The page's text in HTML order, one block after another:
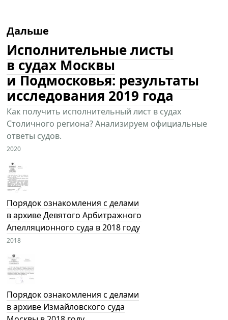
Дальше
Исполнительные листы
в судах Москвы
и Подмосковья: результаты
исследования 2019 года
Как получить исполнительный лист в судах
Столичного региона? Анализируем официальные
ответы судов.
2020
Порядок ознакомления с делами
в архиве Девятого Арбитражного
Апелляционного суда в 2018 году
2018
Порядок ознакомления с делами
в архиве Измайловского суда